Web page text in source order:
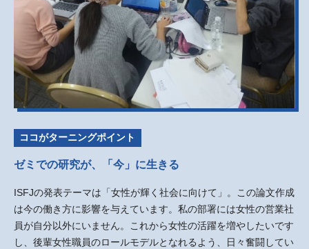
ココがターニングポイント
ゼミでの研究が、「今」に生きる
ISFJの発表テーマは「女性が輝く社会に向けて」。この論文作成
は今の働き方に影響を与えています。私の部署には女性の営業社
員が自分以外にいません。これから女性の活躍を増やしたいです
し、後輩女性職員のロールモデルとなれるよう、日々奮闘してい